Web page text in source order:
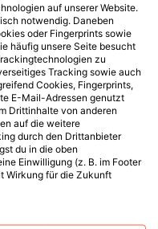
auf unserer Website.
notwendig. Daneben
oder Fingerprints sowie
häufig unsere Seite besucht
zu
Tracking sowie auch
Cookies, Fingerprints,
E-Mail-Adressen genutzt
Drittinhalte von anderen
auf die weitere
durch den Drittanbieter
du in die oben
Einwilligung (z. B. im Footer
Wirkung für die Zukunft